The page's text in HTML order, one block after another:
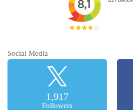
Social Media
1,917
Followers